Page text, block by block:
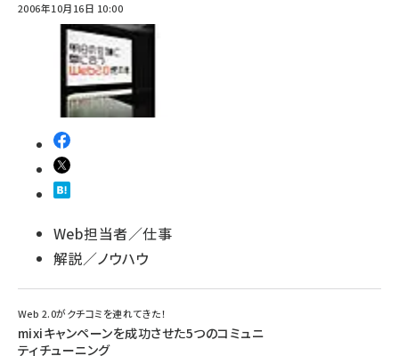
2006年10月16日 10:00
Web担当者／仕事
解説／ノウハウ
Web 2.0がクチコミを連れてきた！
mixiキャンペーンを成功させた5つのコミュニ
ティチューニング